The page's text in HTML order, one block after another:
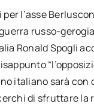
l’asse
russo-
Ronald Spogli
italiano sarà
di sfruttare la